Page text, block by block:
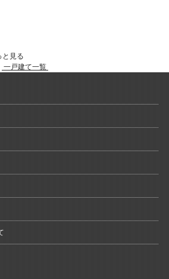
と見る
一戸建て一覧